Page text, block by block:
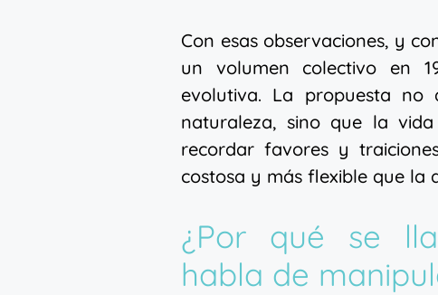
Con esas observaciones, y
un volumen colectivo en
evolutiva. La propuesta
naturaleza, sino que la
recordar favores y
costosa y más flexible que la
¿Por qué se
habla de